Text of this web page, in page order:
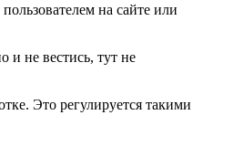
на сайте или
и не вестись, тут не
Это регулируется такими